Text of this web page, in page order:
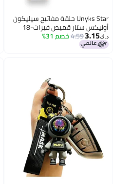
Unyks Star حلقة مفاتيح سيليكون
أونيكس ستار قميص فيرات-18
فريق الهند كريكيت مع تصميم كرة
كريكيت (عبوة من 1)
د.ك‏3.15
4.59خصم 31%